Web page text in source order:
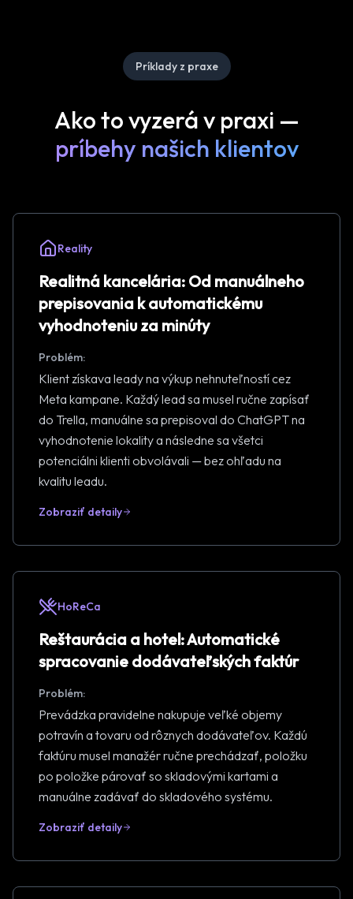
Príklady z praxe
Ako to vyzerá v praxi —
príbehy našich klientov
Reality
Realitná kancelária: Od manuálneho
prepisovania k automatickému
vyhodnoteniu za minúty
Problém:
Klient získava leady na výkup nehnuteľností cez
Meta kampane. Každý lead sa musel ručne zapísať
do Trella, manuálne sa prepisoval do ChatGPT na
vyhodnotenie lokality a následne sa všetci
potenciálni klienti obvolávali — bez ohľadu na
kvalitu leadu.
Zobraziť detaily
HoReCa
Reštaurácia a hotel: Automatické
spracovanie dodávateľských faktúr
Problém:
Prevádzka pravidelne nakupuje veľké objemy
potravín a tovaru od rôznych dodávateľov. Každú
faktúru musel manažér ručne prechádzať, položku
po položke párovať so skladovými kartami a
manuálne zadávať do skladového systému.
Zobraziť detaily